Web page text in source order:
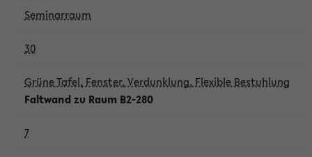
Seminarraum
30
Grüne Tafel, Fenster, Verdunklung, Flexible Bestuhlung
Faltwand zu Raum B2-280
7